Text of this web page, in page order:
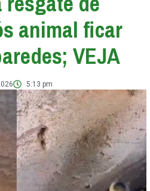
animal ficar
VEJA
5:13 pm